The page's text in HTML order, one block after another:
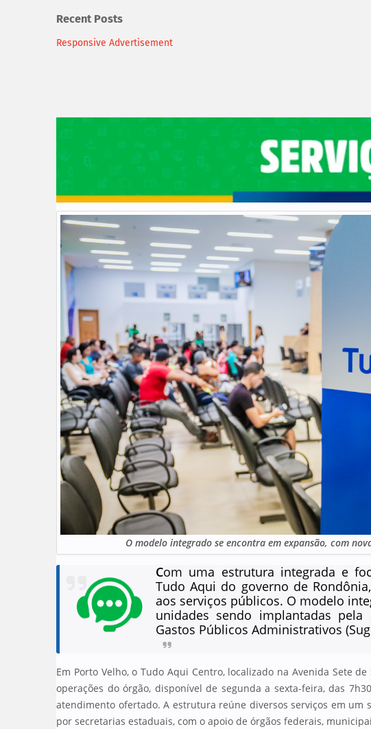
Recent Posts
Responsive Advertisement
O modelo integrado se encontra em expansão, com
Com uma estrutura integrada e
Tudo Aqui do governo de
aos serviços públicos. O modelo
unidades sendo implantadas pela
Gastos Públicos Administrativos
Em Porto Velho, o Tudo Aqui Centro, localizado na Avenida Sete
operações do órgão, disponível de segunda a sexta-feira, das
atendimento ofertado. A estrutura reúne diversos serviços em
por secretarias estaduais, com o apoio de órgãos federais,